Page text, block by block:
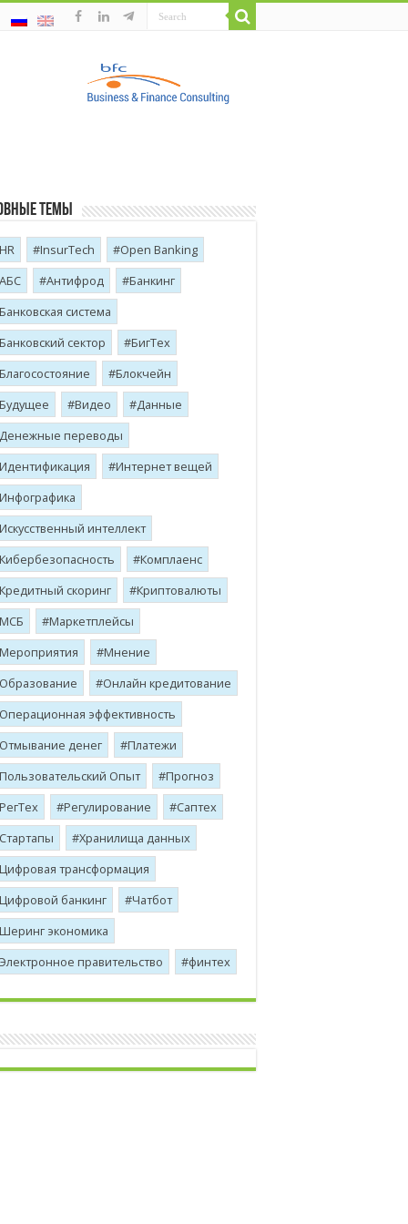
темы
HR InsurTech
Open Banking
АБС
Антифрод
Банкинг
Банковская система
Банковский сектор
БигТех
Благосостояние
Блокчейн
Будущее
Видео
Данные
Денежные переводы
Идентификация
Интернет вещей
Инфографика
Искусственный интеллект
Кибербезопасность
Комплаенс
Кредитный скоринг
Криптовалюты
МСБ
Маркетплейсы
Мероприятия
Мнение
Образование
Онлайн кредитование
Операционная эффективность
Отмывание денег
Платежи
Пользовательский Опыт
Прогноз
РегТех
Регулирование
Саптех
Стартапы
Хранилища данных
Цифровая трансформация
Цифровой банкинг
Чатбот
Шеринг экономика
Электронное правительство
финтех